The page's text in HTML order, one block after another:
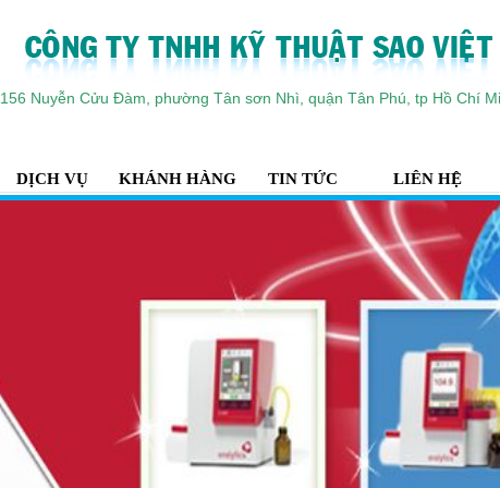
156 Nuyễn Cửu Đàm, phường Tân sơn Nhì, quận Tân Phú, tp Hồ Chí
DỊCH VỤ KHÁNH HÀNG TIN TỨC LIÊN HỆ